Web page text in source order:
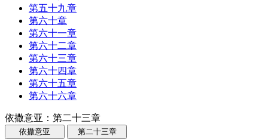
第五十九章
第六十章
第六十一章
第六十二章
第六十三章
第六十四章
第六十五章
第六十六章
依撒意亚：第二十三章
依撒意亚 第二十三章